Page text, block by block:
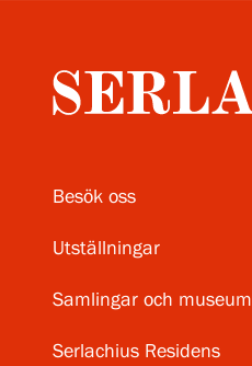
Besök oss
Utställningar
Samlingar och museum
Serlachius Residens